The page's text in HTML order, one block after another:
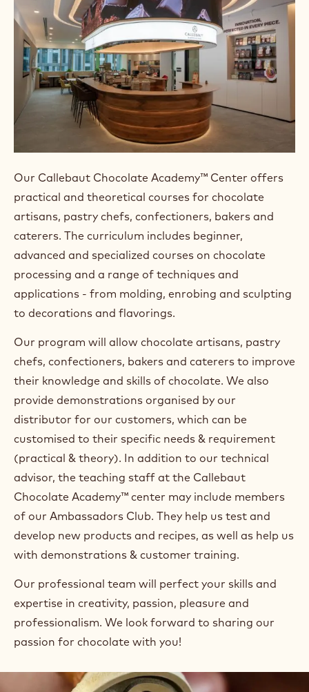
Our Callebaut Chocolate Academy™ Center offers
practical and theoretical courses for chocolate
artisans, pastry chefs, confectioners, bakers and
caterers. The curriculum includes beginner,
advanced and specialized courses on chocolate
processing and a range of techniques and
applications - from molding, enrobing and sculpting
to decorations and flavorings.
Our program will allow chocolate artisans, pastry
chefs, confectioners, bakers and caterers to improve
their knowledge and skills of chocolate. We also
provide demonstrations organised by our
distributor for our customers, which can be
customised to their specific needs & requirement
(practical & theory). In addition to our technical
advisor, the teaching staff at the Callebaut
Chocolate Academy™ center may include members
of our Ambassadors Club. They help us test and
develop new products and recipes, as well as help us
with demonstrations & customer training.
Our professional team will perfect your skills and
expertise in creativity, passion, pleasure and
professionalism. We look forward to sharing our
passion for chocolate with you!